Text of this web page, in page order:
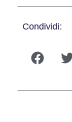
Condividi: